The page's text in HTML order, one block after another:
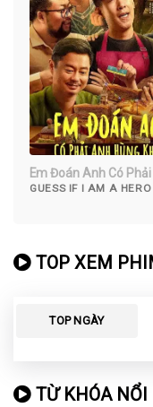
Em Đoán Anh Có
Hùng Không
GUESS IF I AM A
TOP XEM
TOP NGÀY
TỪ KHÓA NỔI